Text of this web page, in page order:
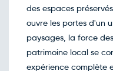
des espaces
ouvre les portes d'un
paysages, la force
patrimoine local se
expérience complète